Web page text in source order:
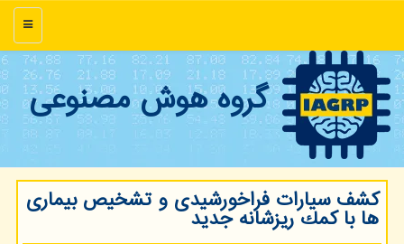
منو
گروه هوش مصنوعی
كشف سیارات فراخورشیدی و تشخیص بیماری
ها با كمك ریزشانه جدید